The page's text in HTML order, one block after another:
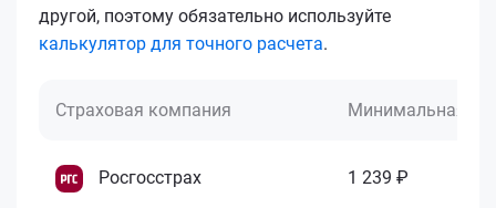
другой, поэтому обязательно используйте
калькулятор для точного расчета.
Страховая компания Минимальная
Росгосстрах 1 239 ₽